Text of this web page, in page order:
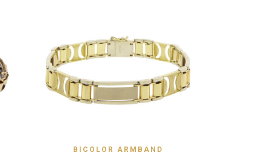
Zet op verlanglijstje Quick View
BICOLOR ARMBAND